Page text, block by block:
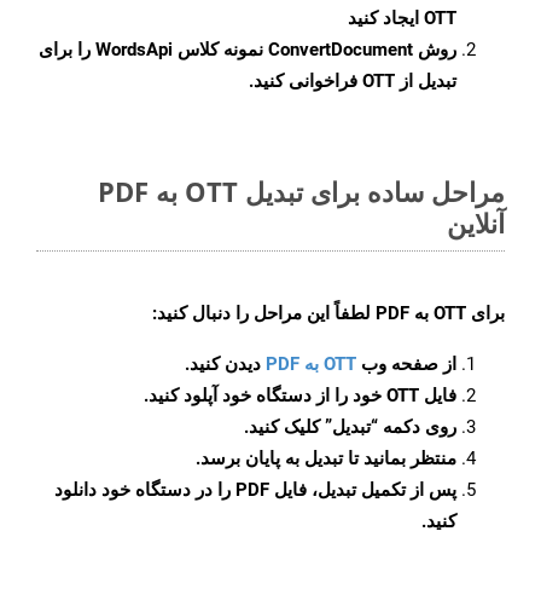
OTT ایجاد کنید
روش ConvertDocument
نمونه کلاس WordsApi را برای
تبدیل از OTT فراخوانی کنید.
مراحل ساده برای تبدیل OTT به PDF
آنلاین
برای OTT به PDF لطفاً این مراحل را دنبال کنید:
از صفحه وب OTT به PDF
دیدن کنید.
فایل OTT خود را از دستگاه خود آپلود کنید.
روی دکمه “تبدیل”کلیک کنید.
منتظر بمانید تا تبدیل به پایان برسد.
پس از تکمیل تبدیل، فایل PDF را در دستگاه خود دانلود
کنید.